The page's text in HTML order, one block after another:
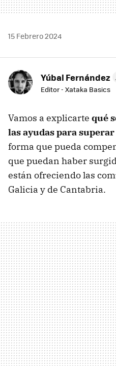
15 Febrero 2024
Yúbal Fernández
Editor - Xataka Basics
Vamos a explicarte qué
las ayudas para
forma que pueda
que puedan haber
están ofreciendo las
Galicia y de Cantabria.